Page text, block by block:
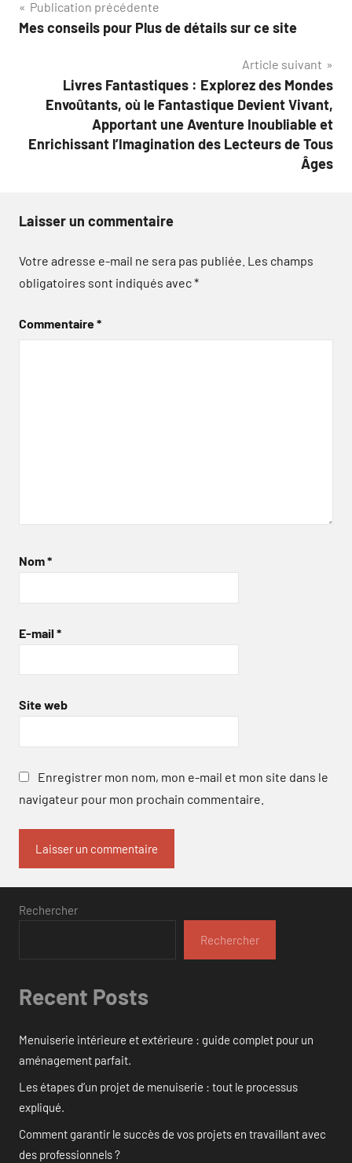
Navigation
de
Publication précédente
Mes conseils pour Plus de détails sur ce site
Article suivant
Livres Fantastiques : Explorez des Mondes
Envoûtants, où le Fantastique Devient Vivant,
Apportant une Aventure Inoubliable et
Enrichissant l’Imagination des Lecteurs de Tous
Âges
Laisser un commentaire
Votre adresse e-mail ne sera pas publiée. Les champs
obligatoires sont indiqués avec*
Commentaire*
Nom*
E-mail *
Site web
Enregistrer mon nom, mon e-mail et mon site dans le
navigateur pour mon prochain commentaire.
Rechercher
Rechercher
Recent Posts
Menuiserie intérieure et extérieure : guide complet pour un
aménagement parfait.
Les étapes d’un projet de menuiserie : tout le processus
expliqué.
Comment garantir le succès de vos projets en travaillant avec
des professionnels ?